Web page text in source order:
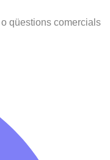
qüestions comercials